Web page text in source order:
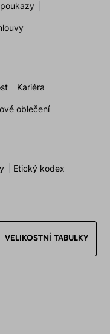
Kariéra
oblečení
Etický kodex
VELIKOSTNÍ TABULKY